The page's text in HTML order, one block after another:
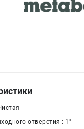
отверстия : 1"